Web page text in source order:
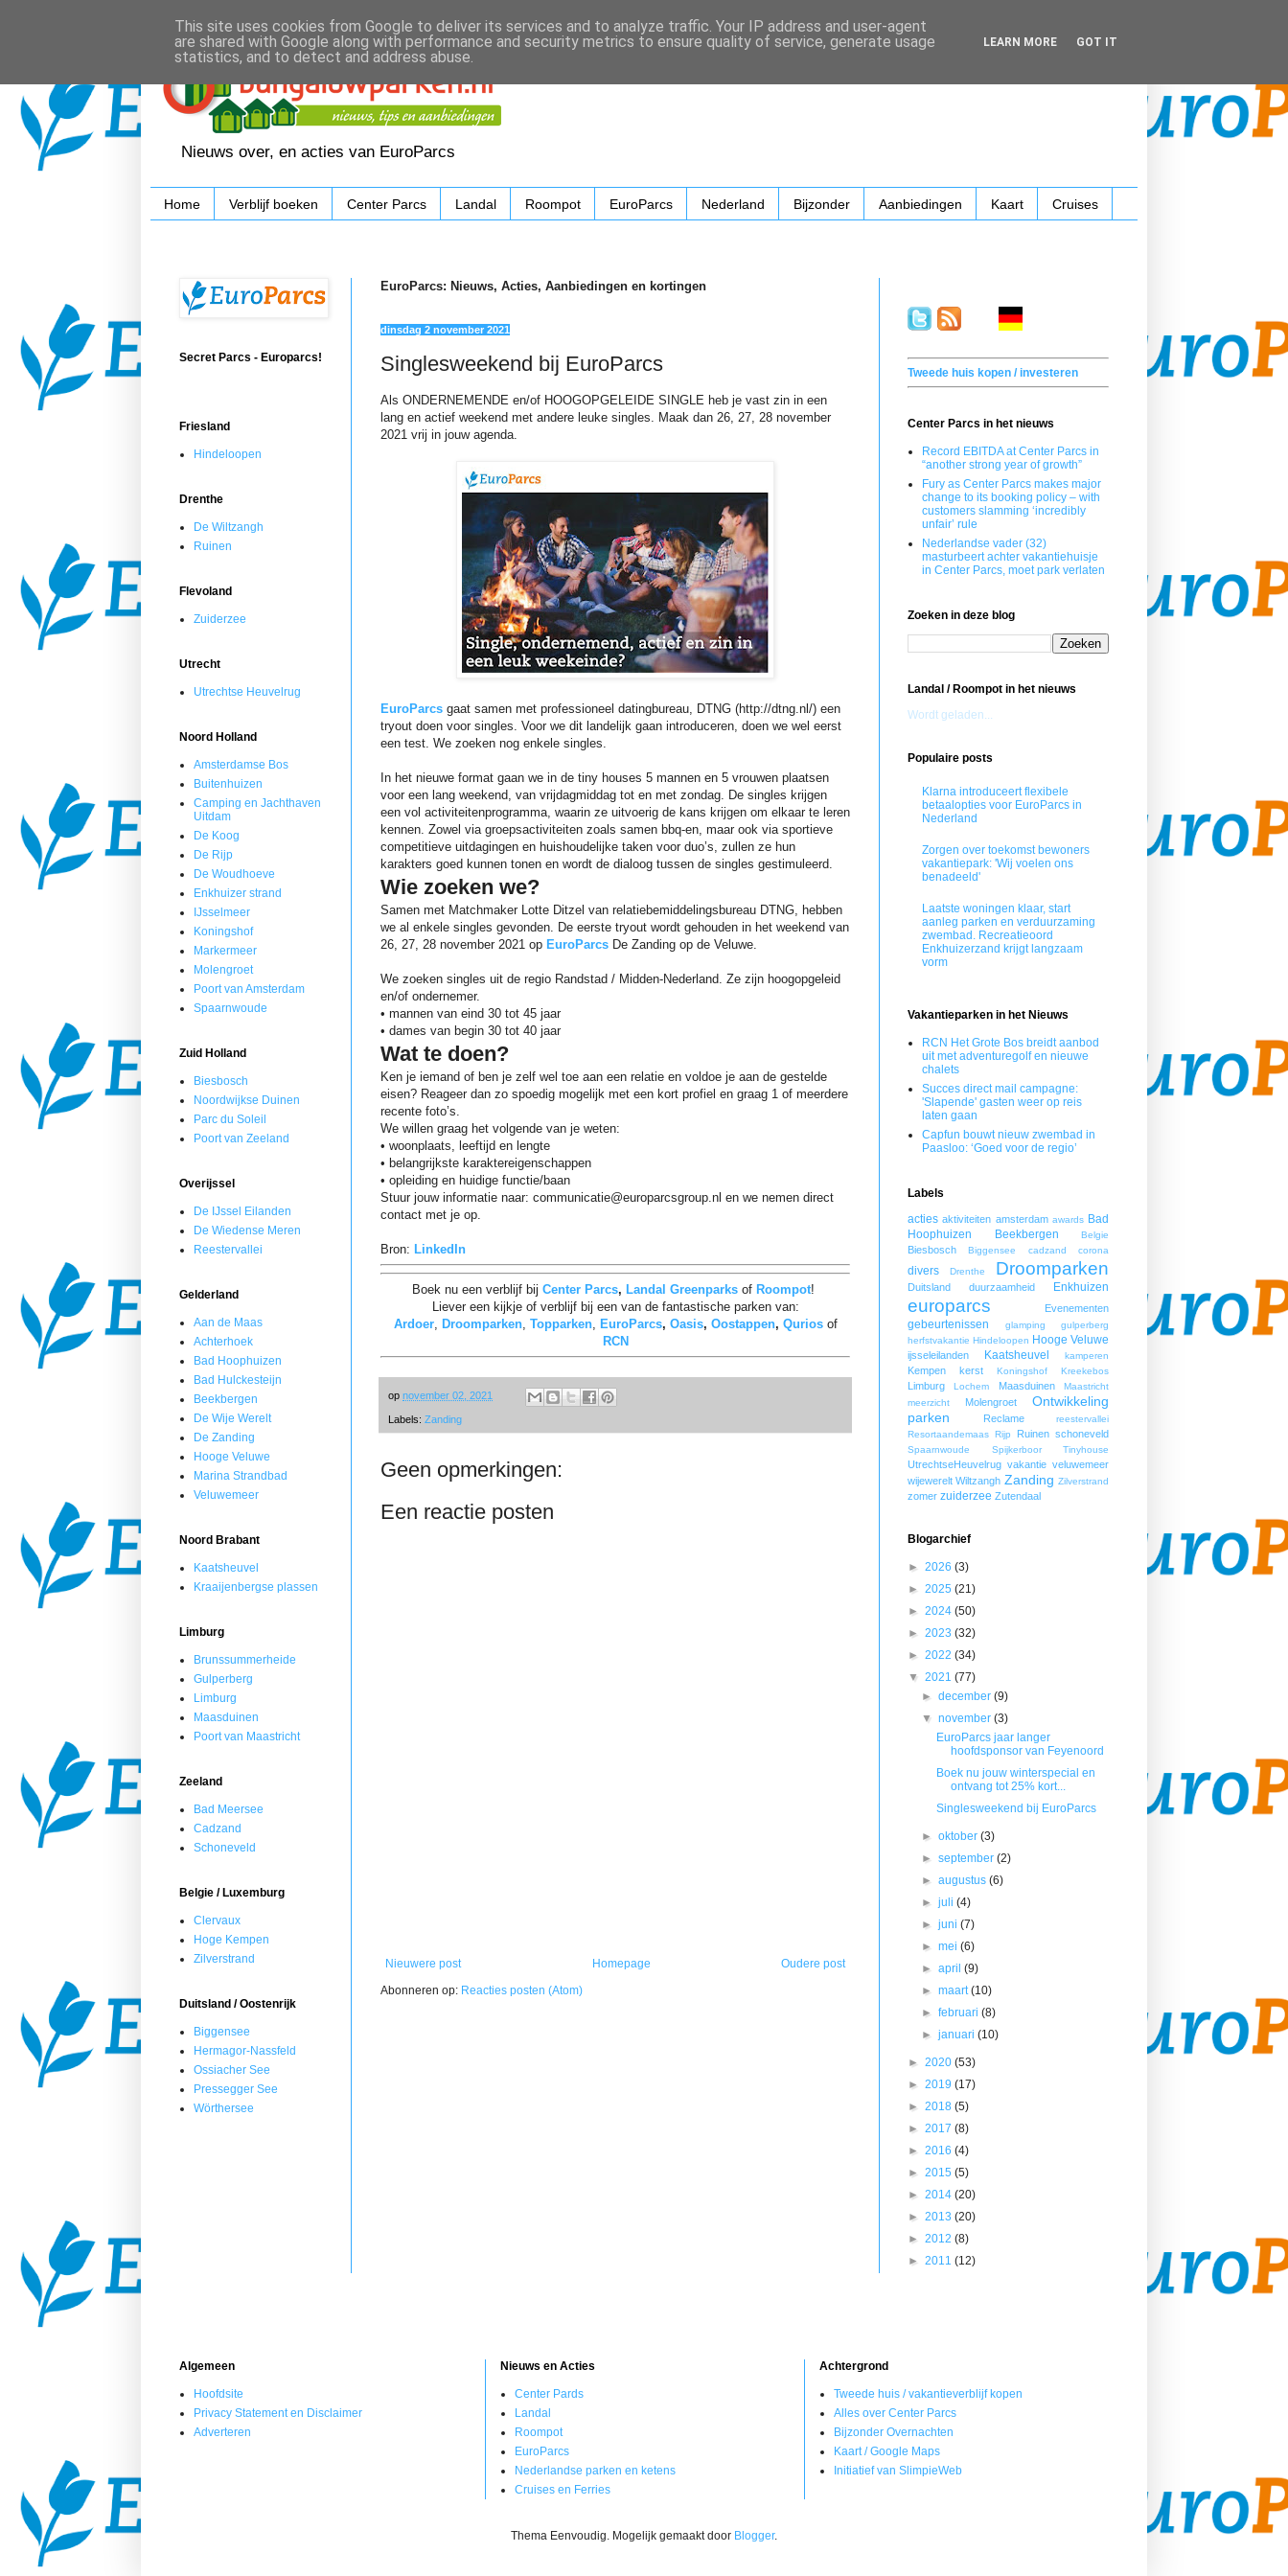
Nieuws over, en acties van EuroParcs
Home Verblijf boeken Center Parcs Landal Roompot EuroParcs Nederland Bijzonder Aanbiedingen Kaart Cruises
EuroParcs: Nieuws, Acties, Aanbiedingen en kortingen
dinsdag 2 november 2021
Singlesweekend bij EuroParcs
Als ONDERNEMENDE en/of HOOGOPGELEIDE SINGLE heb je vast zin in een
lang en actief weekend met andere leuke singles. Maak dan 26, 27, 28 november
2021 vrij in jouw agenda.
EuroParcs gaat samen met professioneel datingbureau, DTNG (http://dtng.nl/) een
tryout doen voor singles. Voor we dit landelijk gaan introduceren, doen we wel eerst
een test. We zoeken nog enkele singles.
In het nieuwe format gaan we in de tiny houses 5 mannen en 5 vrouwen plaatsen
voor een lang weekend, van vrijdagmiddag tot en met zondag. De singles krijgen
een vol activiteitenprogramma, waarin ze uitvoerig de kans krijgen om elkaar te leren
kennen. Zowel via groepsactiviteiten zoals samen bbq-en, maar ook via sportieve
competitieve uitdagingen en huishoudelijke taken voor duo’s, zullen ze hun
karakters goed kunnen tonen en wordt de dialoog tussen de singles gestimuleerd.
Wie zoeken we?
Samen met Matchmaker Lotte Ditzel van relatiebemiddelingsbureau DTNG, hebben
we al enkele singles gevonden. De eerste tryout wordt gehouden in het weekend van
26, 27, 28 november 2021 op EuroParcs De Zanding op de Veluwe.
We zoeken singles uit de regio Randstad / Midden-Nederland. Ze zijn hoogopgeleid
en/of ondernemer.
• mannen van eind 30 tot 45 jaar
• dames van begin 30 tot 40 jaar
Wat te doen?
Ken je iemand of ben je zelf wel toe aan een relatie en voldoe je aan de gestelde
eisen? Reageer dan zo spoedig mogelijk met een kort profiel en graag 1 of meerdere
recente foto’s.
We willen graag het volgende van je weten:
• woonplaats, leeftijd en lengte
• belangrijkste karaktereigenschappen
• opleiding en huidige functie/baan
Stuur jouw informatie naar: communicatie@europarcsgroup.nl en we nemen direct
contact met je op.
Bron: LinkedIn
Boek nu een verblijf bij Center Parcs, Landal Greenparks of Roompot!
Liever een kijkje of verblijf bij een van de fantastische parken van:
Ardoer, Droomparken, Topparken, EuroParcs, Oasis, Oostappen, Quriosof
RCN
op november 02, 2021
Labels: Zanding
Geen opmerkingen:
Een reactie posten
Nieuwere post Oudere post
Homepage
Abonneren op: Reacties posten (Atom)
Secret Parcs - Europarcs!
Friesland
Hindeloopen
Drenthe
De Wiltzangh
Ruinen
Flevoland
Zuiderzee
Utrecht
Utrechtse Heuvelrug
Noord Holland
Amsterdamse Bos
Buitenhuizen
Camping en Jachthaven
Uitdam
De Koog
De Rijp
De Woudhoeve
Enkhuizer strand
IJsselmeer
Koningshof
Markermeer
Molengroet
Poort van Amsterdam
Spaarnwoude
Zuid Holland
Biesbosch
Noordwijkse Duinen
Parc du Soleil
Poort van Zeeland
Overijssel
De IJssel Eilanden
De Wiedense Meren
Reestervallei
Gelderland
Aan de Maas
Achterhoek
Bad Hoophuizen
Bad Hulckesteijn
Beekbergen
De Wije Werelt
De Zanding
Hooge Veluwe
Marina Strandbad
Veluwemeer
Noord Brabant
Kaatsheuvel
Kraaijenbergse plassen
Limburg
Brunssummerheide
Gulperberg
Limburg
Maasduinen
Poort van Maastricht
Zeeland
Bad Meersee
Cadzand
Schoneveld
Belgie / Luxemburg
Clervaux
Hoge Kempen
Zilverstrand
Duitsland / Oostenrijk
Biggensee
Hermagor-Nassfeld
Ossiacher See
Pressegger See
Wörthersee
Tweede huis kopen / investeren
Center Parcs in het nieuws
Record EBITDA at Center Parcs in
“another strong year of growth”
Fury as Center Parcs makes major
change to its booking policy – with
customers slamming ‘incredibly
unfair’ rule
Nederlandse vader (32)
masturbeert achter vakantiehuisje
in Center Parcs, moet park verlaten
Zoeken in deze blog
Landal / Roompot in het nieuws
Wordt geladen...
Populaire posts
Klarna introduceert flexibele
betaalopties voor EuroParcs in
Nederland
Zorgen over toekomst bewoners
vakantiepark: 'Wij voelen ons
benadeeld'
Laatste woningen klaar, start
aanleg parken en verduurzaming
zwembad. Recreatieoord
Enkhuizerzand krijgt langzaam
vorm
Vakantieparken in het Nieuws
RCN Het Grote Bos breidt aanbod
uit met adventuregolf en nieuwe
chalets
Succes direct mail campagne:
'Slapende' gasten weer op reis
laten gaan
Capfun bouwt nieuw zwembad in
Paasloo: ‘Goed voor de regio’
Labels
acties aktiviteiten amsterdam awards Bad
Hoophuizen
Beekbergen Belgie
Biesbosch Biggensee cadzand corona
divers Drenthe Droomparken
Duitsland duurzaamheid Enkhuizen
europarcs Evenementen
gebeurtenissen glamping
gulperberg
herfstvakantie Hindeloopen Hooge Veluwe
ijsseleilanden Kaatsheuvel kamperen
Kempen kerst Koningshof Kreekebos
Limburg Lochem Maasduinen
Maastricht
meerzicht
Molengroet
Ontwikkeling
parken
Reclame
reestervallei
Resortaandemaas Rijp Ruinen schoneveld
Spaarnwoude Spijkerboor Tinyhouse
UtrechtseHeuvelrug vakantie veluwemeer
wijewerelt Wiltzangh Zanding Zilverstrand
zomer zuiderzee Zutendaal
Blogarchief
► 2026 (3)
► 2025 (21)
► 2024 (50)
► 2023 (32)
► 2022 (34)
▼ 2021 (77)
►december(9)
▼november(3)
EuroParcs jaar langer
hoofdsponsor van Feyenoord
Boek nu jouw winterspecial en
ontvang tot 25% kort...
Singlesweekend bij EuroParcs
►oktober(3)
►september(2)
►augustus(6)
►juli(4)
►juni(7)
►mei(6)
►april(9)
►maart(10)
►februari(8)
►januari(10)
► 2020 (53)
► 2019 (17)
► 2018 (5)
► 2017 (8)
► 2016 (4)
► 2015 (5)
► 2014 (20)
► 2013 (20)
► 2012 (8)
► 2011 (12)
Algemeen
Hoofdsite
Privacy Statement en Disclaimer
Adverteren
Nieuws en Acties
Center Pards
Landal
Roompot
EuroParcs
Nederlandse parken en ketens
Cruises en Ferries
Achtergrond
Tweede huis / vakantieverblijf kopen
Alles over Center Parcs
Bijzonder Overnachten
Kaart / Google Maps
Initiatief van SlimpieWeb
Thema Eenvoudig. Mogelijk gemaakt door Blogger.
This site uses cookies from Google to deliver its services and to analyze traffic. Your IP address and user-agent
are shared with Google along with performance and security metrics to ensure quality of service, generate usage
statistics, and to detect and address abuse.
LEARN MORE GOT IT